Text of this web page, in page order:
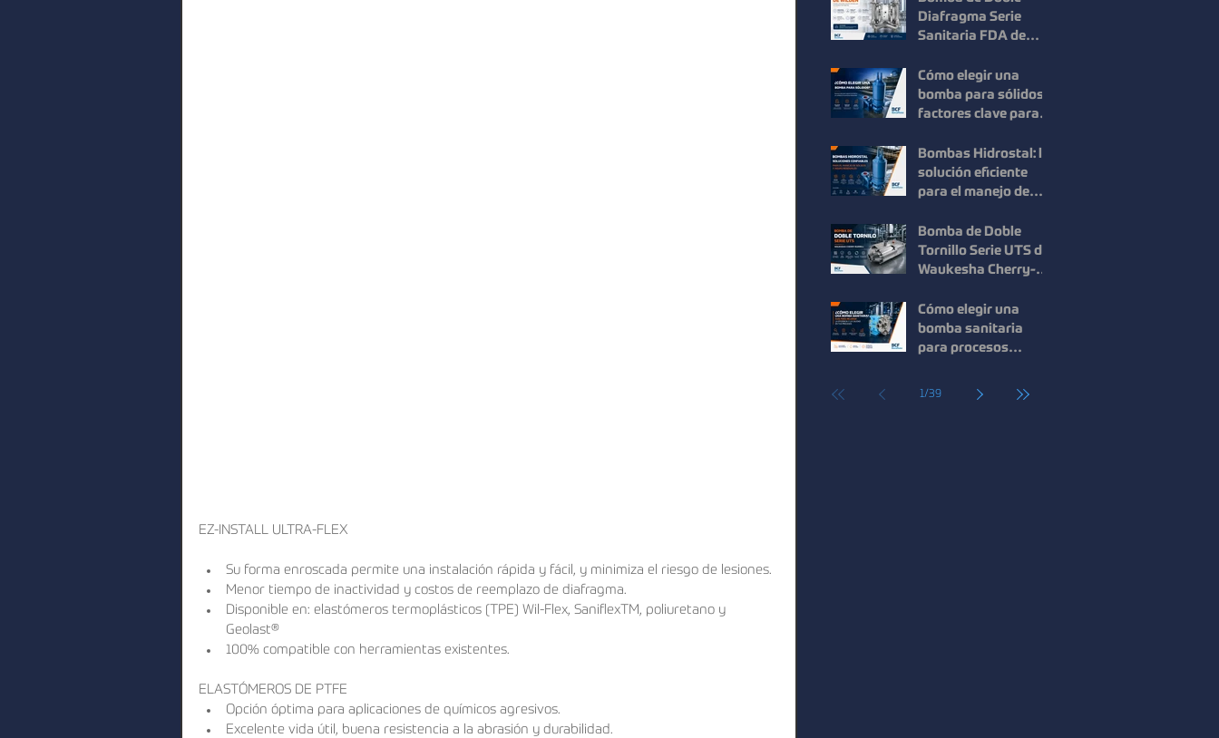
EZ-INSTALL ULTRA-FLEX
Su forma enroscada permite una instalación rápida y fácil, y minimiza el riesgo de lesiones.
Menor tiempo de inactividad y costos de reemplazo de diafragma.
Disponible en: elastómeros termoplásticos (TPE) Wil-Flex, SaniflexTM, poliuretano y
Geolast®
100% compatible con herramientas existentes.
ELASTÓMEROS DE PTFE
Opción óptima para aplicaciones de químicos agresivos.
Excelente vida útil, buena resistencia a la abrasión y durabilidad.
Diafragma Serie
Sanitaria FDA de
Higiene y
Confiabilidad para
Procesos
Cómo elegir una
bomba para sólidos:
factores clave para
en procesos
industriales
Bombas Hidrostal: la
solución eficiente
para el manejo de
residuales
Bomba de Doble
Tornillo Serie UTS de
Waukesha Cherry-
Eficiencia para el
Manejo de Fluidos de
Alta Viscosidad
Cómo elegir una
bomba sanitaria
para procesos
para mejorar la
1/39